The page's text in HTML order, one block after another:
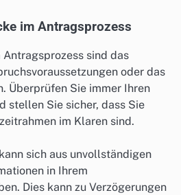
im Antragsprozess
sind das
oder das
Überprüfen Sie immer Ihren
stellen Sie sicher, dass Sie
im Klaren sind.
sich aus unvollständigen
in Ihrem
Dies kann zu Verzögerungen